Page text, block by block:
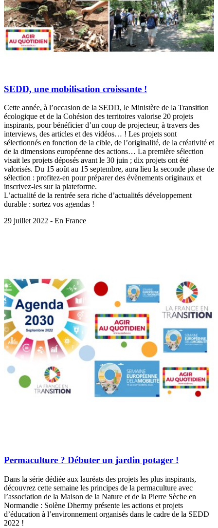
SEDD, une mobilisation croissante !
Cette année, à l’occasion de la SEDD, le Ministère de la Transition
écologique et de la Cohésion des territoires valorise 20 projets
inspirants, pour bénéficier d’un coup de projecteur, à travers des
interviews, des articles et des vidéos… ! Les projets sont
sélectionnés en fonction de la cible, de l’originalité, de la créativité et
de la dimensions européenne des actions… La première sélection
visait les projets déposés avant le 30 juin ; dix projets ont été
valorisés. Du 15 août au 15 septembre, aura lieu la seconde phase de
sélection : profitez-en pour préparer des évènements originaux et
inscrivez-les sur la plateforme.
L’actualité de la rentrée sera riche d’actualités développement
durable : sortez vos agendas !
29 juillet 2022 - En France
Permaculture ? Débuter un jardin potager !
Dans la série dédiée aux lauréats des projets les plus inspirants,
découvrez cette semaine les principes de la permaculture avec
l’association de la Maison de la Nature et de la Pierre Sèche en
Normandie : Solène Dhermy présente les actions et projets
d’éducation à l’environnement organisés dans le cadre de la SEDD
2022 !